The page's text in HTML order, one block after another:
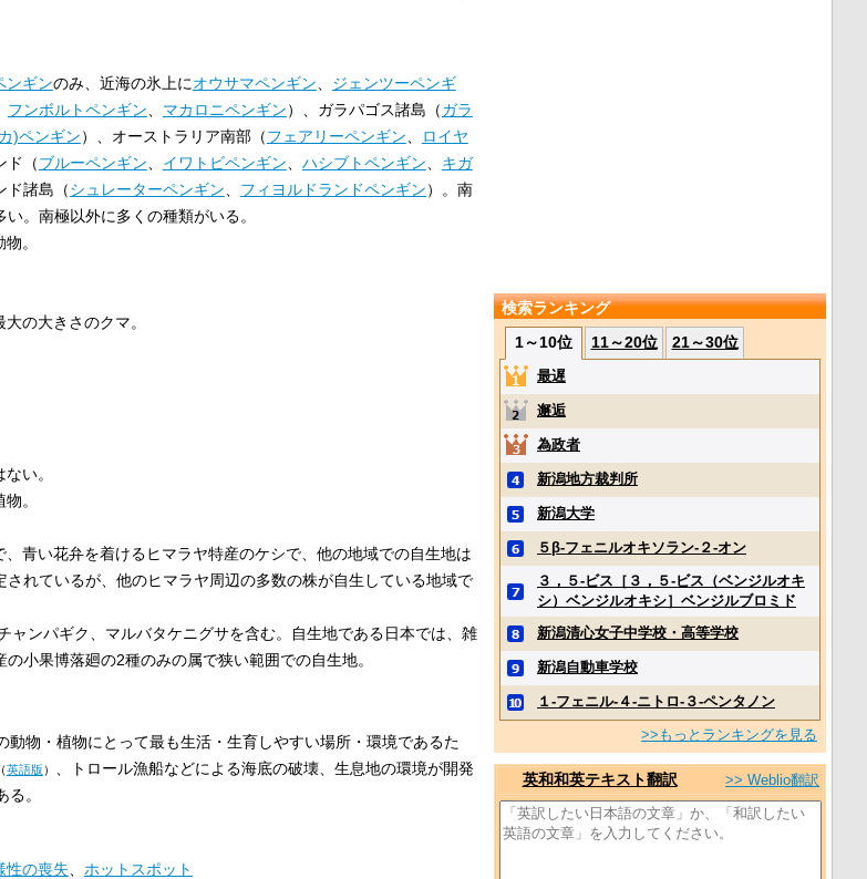
ンギンのみ、近海の氷上にオウサマペンギン
ジェンツーペンギ
フンボルトペンギン マカロニペンギン）、ガラパゴス諸島（ガラ
)ペンギン）、オーストラリア南部（フェアリーペンギン
ロイヤ
ド（ブルーペンギン イワトビペンギン ハシブトペンギン
キガ
ド諸島（シュレーターペンギン フィヨルドランドペンギン）。南
。南極以外に多くの種類がいる。
。
の大きさのクマ。
い。
。
、青い花弁を着けるヒマラヤ特産のケシで、他の地域での自生地は
れているが、他のヒマラヤ周辺の多数の株が自生している地域で
ャンパギク、マルバタケニグサを含む。自生地である日本では、雑
小果博落廻の2種のみの属で狭い範囲での自生地。
物・植物にとって最も生活・生育しやすい場所・環境であるた
（英語版）
、トロール漁船などによる海底の破壊、生息地の環境が開発
。
性の喪失
ホットスポット
検索ランキング
1～10位
11～20位 21～30位
最遅
邂逅
為政者
新潟地方裁判所
新潟大学
５β‐フェニルオキソラン‐２‐オン
３，５‐ビス［３，５‐ビス（ベンジルオキ
シ）ベンジルオキシ］ベンジルブロミド
新潟清心女子中学校・高等学校
新潟自動車学校
１‐フェニル‐４‐ニトロ‐３‐ペンタノン
>>もっとランキングを見る
英和和英テキスト翻訳 >> Weblio翻訳